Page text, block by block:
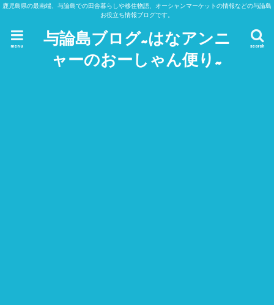
鹿児島県の最南端、与論島での田舎暮らしや移住物語、オーシャンマーケットの情報などの与論島
お役立ち情報ブログです。
与論島ブログ~はなアンニ
ャーのおーしゃん便り~
search
menu